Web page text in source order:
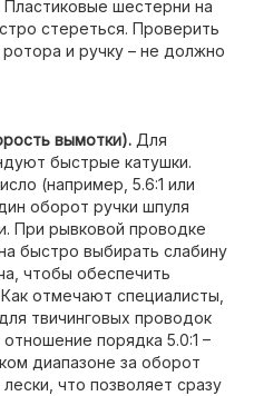
шестерни на
стереться. Проверить
и ручку – не должно
вымотки). Для
быстрые катушки.
(например, 5.6:1 или
оборот ручки шпуля
При рывковой проводке
быстро выбирать слабину
чтобы обеспечить
отмечают специалисты,
твичинговых проводок
порядка 5.0:1 –
диапазоне за оборот
что позволяет сразу